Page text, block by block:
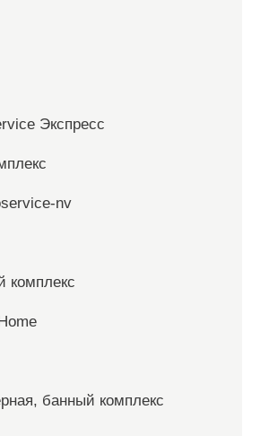
Экспресс
nv
комплекс
банный комплекс